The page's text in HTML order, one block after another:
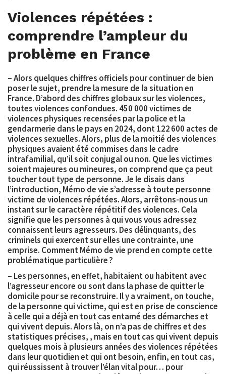
Violences répétées :
comprendre l’ampleur du
problème en France
– Alors quelques chiffres officiels pour continuer de bien
poser le sujet, prendre la mesure de la situation en
France. D’abord des chiffres globaux sur les violences,
toutes violences confondues. 450 000 victimes de
violences physiques recensées par la police et la
gendarmerie dans le pays en 2024, dont 122 600 actes de
violences sexuelles. Alors, plus de la moitié des violences
physiques avaient été commises dans le cadre
intrafamilial, qu’il soit conjugal ou non. Que les victimes
soient majeures ou mineures, on comprend que ça peut
toucher tout type de personne. Je le disais dans
l’introduction, Mémo de vie s’adresse à toute personne
victime de violences répétées. Alors, arrêtons-nous un
instant sur le caractère répétitif des violences. Cela
signifie que les personnes à qui vous vous adressez
connaissent leurs agresseurs. Des délinquants, des
criminels qui exercent sur elles une contrainte, une
emprise. Comment Mémo de vie prend en compte cette
problématique particulière ?
– Les personnes, en effet, habitaient ou habitent avec
l’agresseur encore ou sont dans la phase de quitter le
domicile pour se reconstruire. Il y a vraiment, on touche,
de la personne qui victime, qui est en prise de conscience
à celle qui a déjà en tout cas entamé des démarches et
qui vivent depuis. Alors là, on n’a pas de chiffres et des
statistiques précises, , mais en tout cas qui vivent depuis
quelques mois à plusieurs années des violences répétées
dans leur quotidien et qui ont besoin, enfin, en tout cas,
qui réussissent à trouver l’élan vital pour… pour